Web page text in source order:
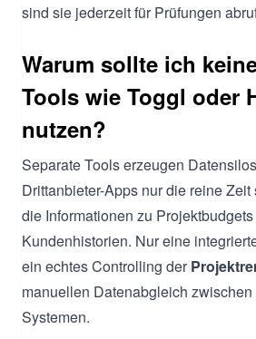
sind sie jederzeit für Prüfungen
Warum sollte ich
Tools wie Toggl oder
nutzen?
Separate Tools erzeugen
Drittanbieter-Apps nur die reine
die Informationen zu
Kundenhistorien. Nur eine
ein echtes Controlling der
manuellen Datenabgleich
Systemen.